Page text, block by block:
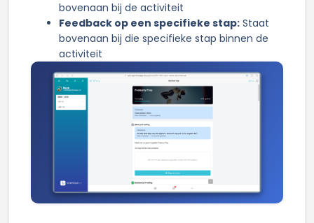
bovenaan bij de activiteit
Feedback op een specifieke stap:Staat
bovenaan bij die specifieke stap binnen de
activiteit